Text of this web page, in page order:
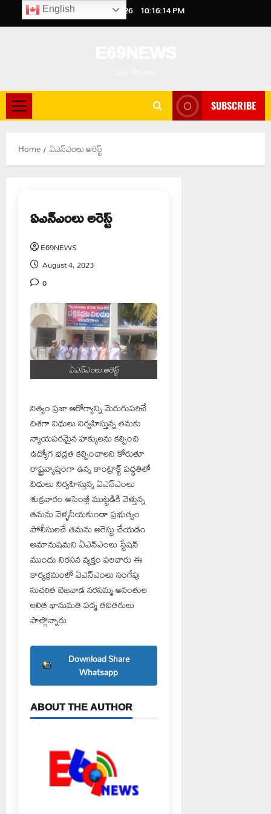
to
August 5, 2026 10:16:14 PM
Primary
Menu
SUBSCRIBE
Home ఏఎన్ఎంలు అరెస్ట్
ఏఎన్ఎంలు అరెస్ట్
E69NEWS
August 4, 2023
0
ఏఎన్ఎంలు అరెస్ట్
నిత్యం ప్రజా ఆరోగ్యాన్ని మెరుగుపరిచే
దిశగా విధులు నిర్వహిస్తున్న తమకు
న్యాయపరమైన హక్కులను కల్పించి
ఉద్యోగ భద్రత కల్పించాలని కోరుతూ
రాష్ట్రవ్యాప్తంగా ఉన్న కాంట్రాక్ట్ పద్ధతిలో
విధులు నిర్వహిస్తున్న ఏఎన్ఎంలు
శుక్రవారం అసెంబ్లీ ముట్టడికి వెళ్తున్న
తమను వెళ్ళనీయకుండా ప్రభుత్వం
పోలీసులచే తమను అరెస్టు చేయడం
అమానుషమని ఏఎన్ఎంలు స్టేషన్
ముందు నిరసన వ్యక్తం పరిచారు ఈ
కార్యక్రమంలో ఏఎన్ఎంలు సంగేపు
సుచరిత బెజవాడ నరసమ్మ అనంతుల
లలిత భానుమతి పద్మ తదితరులు
పాల్గొన్నారు
Download Share
Whatsapp
ABOUT THE AUTHOR
English